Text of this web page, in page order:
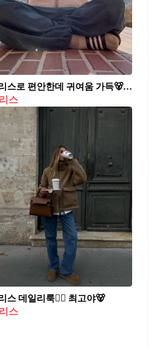
플리스로 편안한데 귀여움 가득🐻 포근하고 볼륨감 넘치게🤍🩶집업부터 반집업까지 골라봐요
스
스 데일리룩✌🏻 최고야🐻​
스